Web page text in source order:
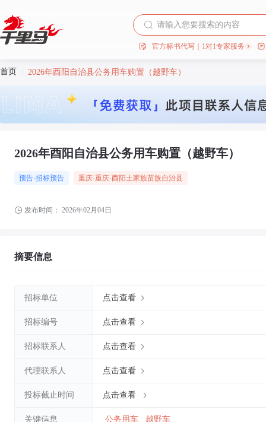
官方标书代写｜1对1专家服务
首页 2026年酉阳自治县公务用车购置（越野车）
2026年酉阳自治县公务用车购置（越野车）
预告-招标预告 重庆-重庆-酉阳土家族苗族自治县
发布时间： 2026年02月04日
摘要信息
招标单位 点击查看
招标编号 点击查看
招标联系人 点击查看
代理联系人 点击查看
投标截止时间 点击查看
关键信息 公务用车 越野车